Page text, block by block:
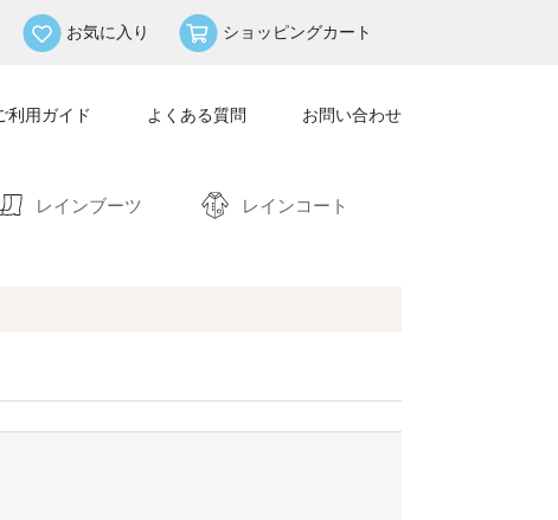
お気に入り ショッピングカート
利用ガイド よくある質問 お問い合わせ
レインブーツ レインコート